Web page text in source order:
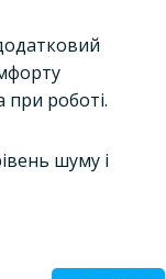
при роботі.
шуму і